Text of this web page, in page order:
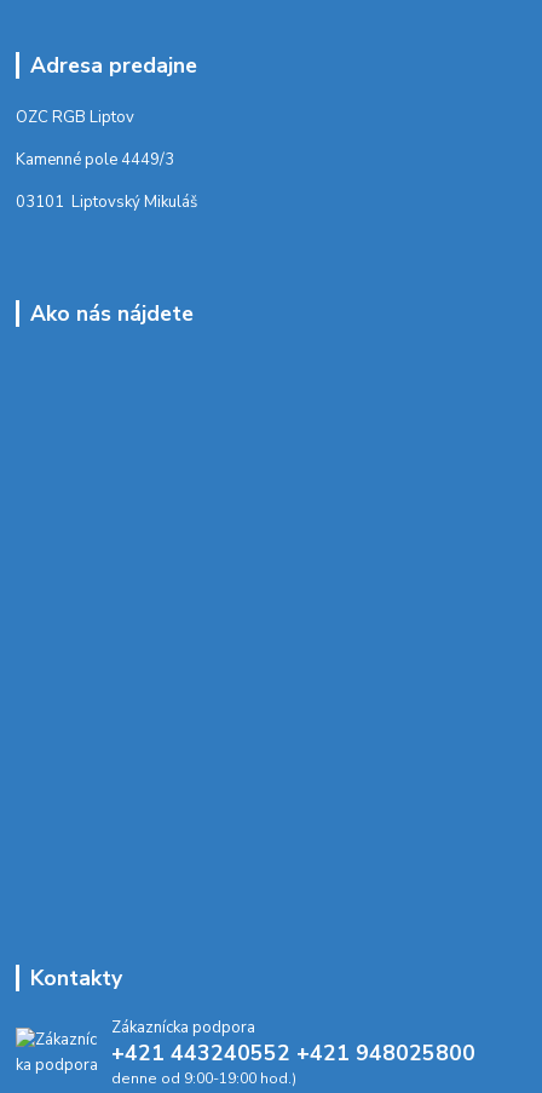
Adresa predajne
OZC RGB Liptov
Kamenné pole 4449/3
03101 Liptovský Mikuláš
Ako nás nájdete
Kontakty
Zákaznícka podpora
+421 443240552 +421 948025800
denne od 9:00-19:00 hod.)